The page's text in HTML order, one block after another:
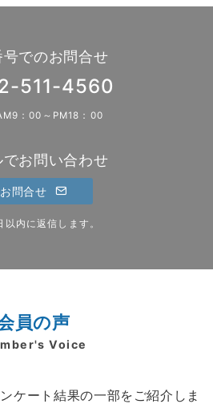
号でのお問合せ
511-4560
：00～PM18：00
でお問い合わせ
お問合せ
以内に返信します。
員の声
Voice
ケート結果の一部をご紹介しま